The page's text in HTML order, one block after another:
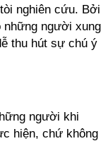
nghiên cứu. Bởi
những người xung
thu hút sự chú ý
người khi
hiện, chứ không